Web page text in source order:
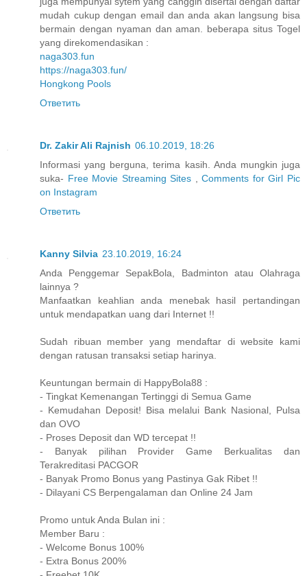
mudah cukup dengan email dan anda akan langsung bisa
bermain dengan nyaman dan aman. beberapa situs Togel
yang direkomendasikan :
naga303.fun
https://naga303.fun/
Hongkong Pools
Ответить
Dr. Zakir Ali Rajnish 06.10.2019, 18:26
Informasi yang berguna, terima kasih. Anda mungkin juga
suka- Free Movie Streaming Sites ,Comments for Girl Pic
on Instagram
Ответить
Kanny Silvia 23.10.2019, 16:24
Anda Penggemar SepakBola, Badminton atau Olahraga
lainnya ?
Manfaatkan keahlian anda menebak hasil pertandingan
untuk mendapatkan uang dari Internet !!
Sudah ribuan member yang mendaftar di website kami
dengan ratusan transaksi setiap harinya.
Keuntungan bermain di HappyBola88 :
- Tingkat Kemenangan Tertinggi di Semua Game
- Kemudahan Deposit! Bisa melalui Bank Nasional, Pulsa
dan OVO
- Proses Deposit dan WD tercepat !!
- Banyak pilihan Provider Game Berkualitas dan
Terakreditasi PACGOR
- Banyak Promo Bonus yang Pastinya Gak Ribet !!
- Dilayani CS Berpengalaman dan Online 24 Jam
Promo untuk Anda Bulan ini :
Member Baru :
- Welcome Bonus 100%
- Extra Bonus 200%